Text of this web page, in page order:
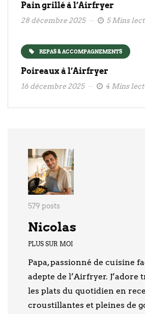
Pain grillé à l’Airfryer
28 décembre 2025 5 Mins
REPAS & ACCOMPAGNEMENTS
Poireaux à l’Airfryer
16 décembre 2025 4 Mins
579 posts
Nicolas
PLUS SUR MOI
Papa, passionné de cuisine
adepte de l’Airfryer.
les plats du quotidien en
croustillantes et pleines de